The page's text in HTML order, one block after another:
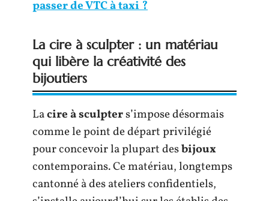
passer de VTC à taxi ?
La cire à sculpter : un matériau
qui libère la créativité des
bijoutiers
Lacire à sculpters’impose désormais
comme le point de départ privilégié
pour concevoir la plupart desbijoux
contemporains. Ce matériau, longtemps
cantonné à des ateliers confidentiels,